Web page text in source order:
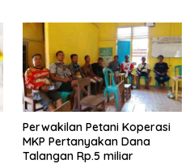
Perwakilan Petani Koperasi
MKP Pertanyakan Dana
Talangan Rp.5 miliar